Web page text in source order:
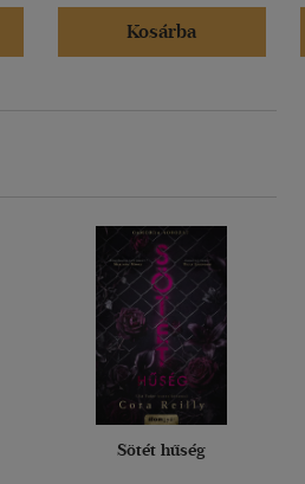
Kosárba
Sötét hűség